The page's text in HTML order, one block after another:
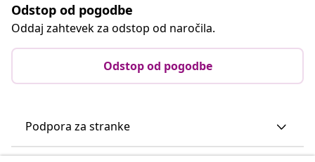
Odstop od pogodbe
Oddaj zahtevek za odstop od naročila.
Odstop od pogodbe
Podpora za stranke